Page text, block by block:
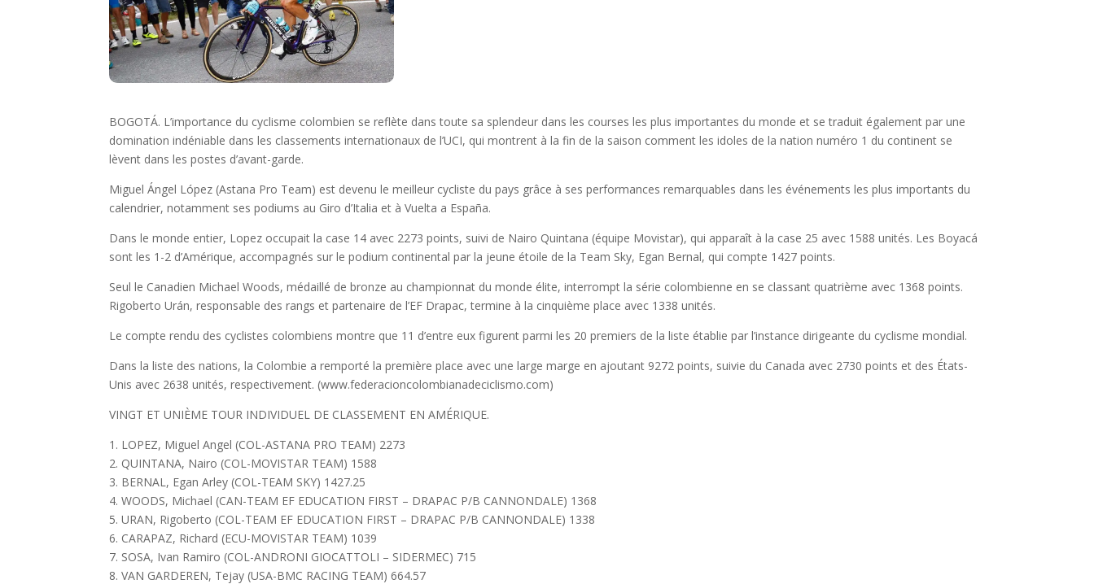
BOGOTÁ. L’importance du cyclisme colombien se reflète dans toute sa splendeur dans les courses les plus importantes du monde et se traduit également par une
domination indéniable dans les classements internationaux de l’UCI, qui montrent à la fin de la saison comment les idoles de la nation numéro 1 du continent se
lèvent dans les postes d’avant-garde.
Miguel Ángel López (Astana Pro Team) est devenu le meilleur cycliste du pays grâce à ses performances remarquables dans les événements les plus importants du
calendrier, notamment ses podiums au Giro d’Italia et à Vuelta a España.
Dans le monde entier, Lopez occupait la case 14 avec 2273 points, suivi de Nairo Quintana (équipe Movistar), qui apparaît à la case 25 avec 1588 unités. Les Boyacá
sont les 1-2 d’Amérique, accompagnés sur le podium continental par la jeune étoile de la Team Sky, Egan Bernal, qui compte 1427 points.
Seul le Canadien Michael Woods, médaillé de bronze au championnat du monde élite, interrompt la série colombienne en se classant quatrième avec 1368 points.
Rigoberto Urán, responsable des rangs et partenaire de l’EF Drapac, termine à la cinquième place avec 1338 unités.
Le compte rendu des cyclistes colombiens montre que 11 d’entre eux figurent parmi les 20 premiers de la liste établie par l’instance dirigeante du cyclisme mondial.
Dans la liste des nations, la Colombie a remporté la première place avec une large marge en ajoutant 9272 points, suivie du Canada avec 2730 points et des États-
Unis avec 2638 unités, respectivement. (www.federacioncolombianadeciclismo.com)
VINGT ET UNIÈME TOUR INDIVIDUEL DE CLASSEMENT EN AMÉRIQUE.
1. LOPEZ, Miguel Angel (COL-ASTANA PRO TEAM) 2273
2. QUINTANA, Nairo (COL-MOVISTAR TEAM) 1588
3. BERNAL, Egan Arley (COL-TEAM SKY) 1427.25
4. WOODS, Michael (CAN-TEAM EF EDUCATION FIRST – DRAPAC P/B CANNONDALE) 1368
5. URAN, Rigoberto (COL-TEAM EF EDUCATION FIRST – DRAPAC P/B CANNONDALE) 1338
6. CARAPAZ, Richard (ECU-MOVISTAR TEAM) 1039
7. SOSA, Ivan Ramiro (COL-ANDRONI GIOCATTOLI – SIDERMEC) 715
8. VAN GARDEREN, Tejay (USA-BMC RACING TEAM) 664.57